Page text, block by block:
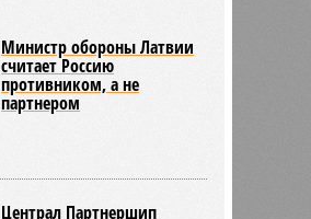
Министр обороны Латвии
считает Россию
противником, а не
партнером
Централ Партнершип